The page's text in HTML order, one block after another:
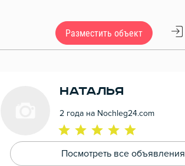
Разместить объект
Наталья
2 года на Nochleg24.com
Посмотреть все объявления